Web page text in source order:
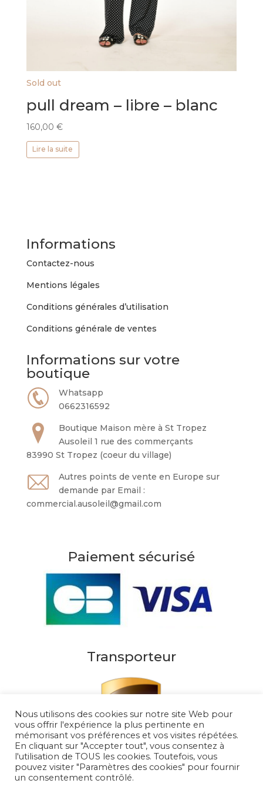
Sold out
pull dream – libre – blanc
160,00 €
Lire la suite
Informations
Contactez-nous
Mentions légales
Conditions générales d’utilisation
Conditions générale de ventes
Informations sur votre
boutique
Whatsapp
0662316592
Boutique Maison mère à St Tropez
Ausoleil 1 rue des commerçants
83990 St Tropez (coeur du village)
Autres points de vente en Europe sur
demande par Email :
commercial.ausoleil@gmail.com
Paiement sécurisé
Transporteur
Nous utilisons des cookies sur notre site Web pour
vous offrir l'expérience la plus pertinente en
mémorisant vos préférences et vos visites répétées.
En cliquant sur "Accepter tout", vous consentez à
l'utilisation de TOUS les cookies. Toutefois, vous
pouvez visiter "Paramètres des cookies" pour fournir
un consentement contrôlé.